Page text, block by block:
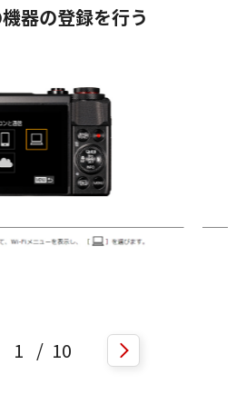
器の登録を行う
1 / 10